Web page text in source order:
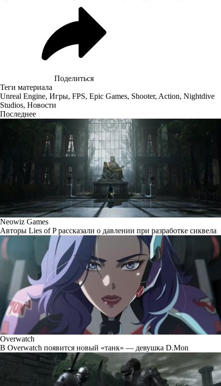
Поделиться
Теги материала
Unreal Engine, Игры, FPS, Epic Games, Shooter, Action, Nightdive
Studios, Новости
Последнее
Neowiz Games
Авторы Lies of P рассказали о давлении при разработке сиквела
Overwatch
В Overwatch появится новый «танк» — девушка D.Mon